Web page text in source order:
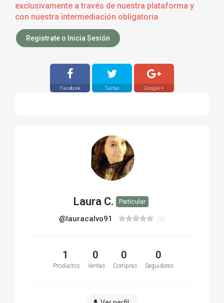
exclusivamente a través de nuestra plataforma y
con nuestra intermediación obligatoria
Registrate o Inicia Sesión
Facebook Twitter Google +
Laura C. Particular
@lauracalvo91 (0)
1
Productos
0
Ventas
0
Compras
0
Seguidores